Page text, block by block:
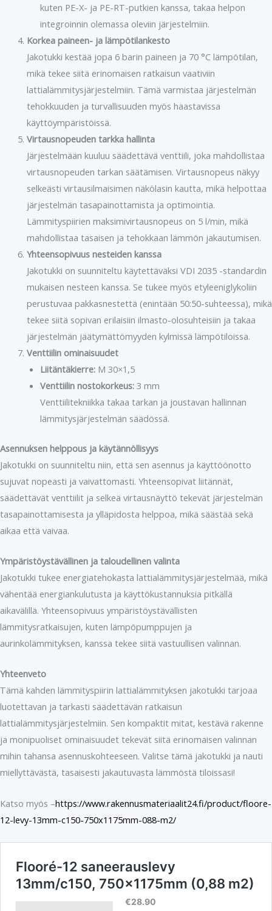
kuten PE-X- ja PE-RT-putkien kanssa, takaa helpon
integroinnin olemassa oleviin järjestelmiin.
Korkea paineen- ja lämpötilankesto
Jakotukki kestää jopa 6 barin paineen ja 70 °C lämpötilan,
mikä tekee siitä erinomaisen ratkaisun vaativiin
lattialämmitysjärjestelmiin. Tämä varmistaa järjestelmän
tehokkuuden ja turvallisuuden myös haastavissa
käyttöympäristöissä.
Virtausnopeuden tarkka hallinta
Järjestelmään kuuluu säädettävä venttiili, joka mahdollistaa
virtausnopeuden tarkan säätämisen. Virtausnopeus näkyy
selkeästi virtausilmaisimen näkölasin kautta, mikä helpottaa
järjestelmän tasapainottamista ja optimointia.
Lämmityspiirien maksimivirtausnopeus on 5 l/min, mikä
mahdollistaa tasaisen ja tehokkaan lämmön jakautumisen.
Yhteensopivuus nesteiden kanssa
Jakotukki on suunniteltu käytettäväksi VDI 2035 -standardin
mukaisen nesteen kanssa. Se tukee myös etyleeniglykoliin
perustuvaa pakkasnestettä (enintään 50:50-suhteessa), mikä
tekee siitä sopivan erilaisiin ilmasto-olosuhteisiin ja takaa
järjestelmän jäätymättömyyden kylmissä lämpötiloissa.
Venttiilin ominaisuudet
Liitäntäkierre:M 30×1,5
Venttiilin nostokorkeus:3 mm
Venttiilitekniikka takaa tarkan ja joustavan hallinnan
lämmitysjärjestelmän säädössä.
Asennuksen helppous ja käytännöllisyys
Jakotukki on suunniteltu niin, että sen asennus ja käyttöönotto
sujuvat nopeasti ja vaivattomasti. Yhteensopivat liitännät,
säädettävät venttiilit ja selkeä virtausnäyttö tekevät järjestelmän
tasapainottamisesta ja ylläpidosta helppoa, mikä säästää sekä
aikaa että vaivaa.
Ympäristöystävällinen ja taloudellinen valinta
Jakotukki tukee energiatehokasta lattialämmitysjärjestelmää, mikä
vähentää energiankulutusta ja käyttökustannuksia pitkällä
aikavälillä. Yhteensopivuus ympäristöystävällisten
lämmitysratkaisujen, kuten lämpöpumppujen ja
aurinkolämmityksen, kanssa tekee siitä vastuullisen valinnan.
Yhteenveto
Tämä kahden lämmityspiirin lattialämmityksen jakotukki tarjoaa
luotettavan ja tarkasti säädettävän ratkaisun
lattialämmitysjärjestelmiin. Sen kompaktit mitat, kestävä rakenne
ja monipuoliset ominaisuudet tekevät siitä erinomaisen valinnan
mihin tahansa asennuskohteeseen. Valitse tämä jakotukki ja nauti
miellyttävästä, tasaisesti jakautuvasta lämmöstä tiloissasi!
Katso myös –https://www.rakennusmateriaalit24.fi/product/floore-
12-levy-13mm-c150-750x1175mm-088-m2/